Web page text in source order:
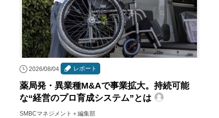
2026/08/04 レポート
薬局発・異業種M&Aで事業拡大。持続可能
な“経営のプロ育成システム”とは
SMBCマネジメント＋編集部